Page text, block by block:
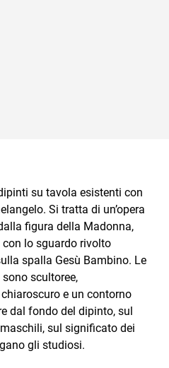
su tavola esistenti con
Si tratta di un’opera
figura della Madonna,
lo sguardo rivolto
spalla Gesù Bambino. Le
scultoree,
e un contorno
dal fondo del dipinto, sul
sul significato dei
gli studiosi.